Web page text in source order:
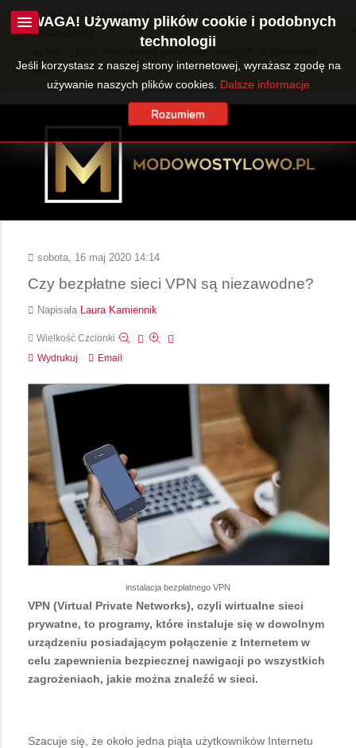
Ostrzeżenie
JUser::_load: Nie można załadować danych użytkownika o
ID: 360.
sobota, 16 maj 2020 14:14
Czy bezpłatne sieci VPN są niezawodne?
Napisała Laura Kamiennik
Wielkość Czcionki
Wydrukuj
Email
instalacja bezpłatnego VPN
VPN (Virtual Private Networks), czyli wirtualne sieci
prywatne, to programy, które instaluje się w dowolnym
urządzeniu posiadającym połączenie z Internetem w
celu zapewnienia bezpiecznej nawigacji po wszystkich
zagrożeniach, jakie można znaleźć w sieci.
Szacuje się, że około jedna piąta użytkowników Internetu
UWAGA! Używamy plików cookie i podobnych
technologii
Jeśli korzystasz z naszej strony internetowej, wyrażasz zgodę na
używanie naszych plików cookies. Dalsze informacje
Rozumiem